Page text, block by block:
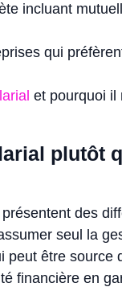
incluant
qui
et pourquoi il
plutôt
des
seul la
peut être source
financière en